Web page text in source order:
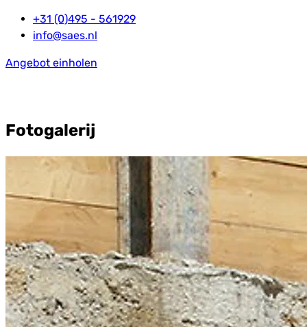
+31 (0)495 - 561929
info@saes.nl
Angebot einholen
Fotogalerij